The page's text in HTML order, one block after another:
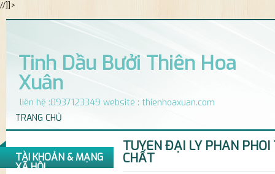
//]]>
Tinh Dầu Bưởi Thiên Hoa
Xuân
liên hệ :0937123349 website : thienhoaxuan.com
TRANG CHỦ
TÀI KHOẢN & MẠNG
XÃ HỘI
TUYỂN ĐẠI LÝ PHÂN PHỐI
CHẤT